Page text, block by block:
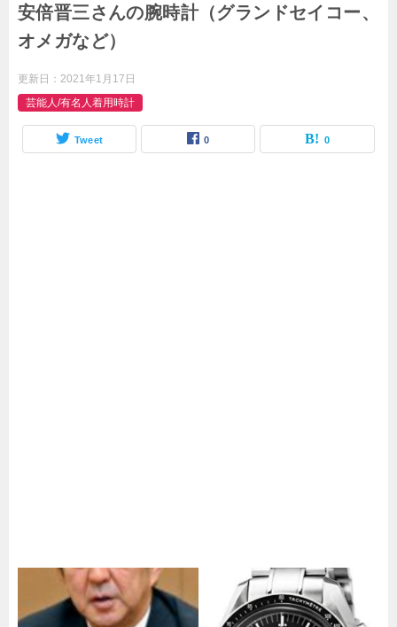
安倍晋三さんの腕時計（グランドセイコー、
オメガなど）
更新日： 2021年1月17日
芸能人/有名人着用時計
Tweet 0 0